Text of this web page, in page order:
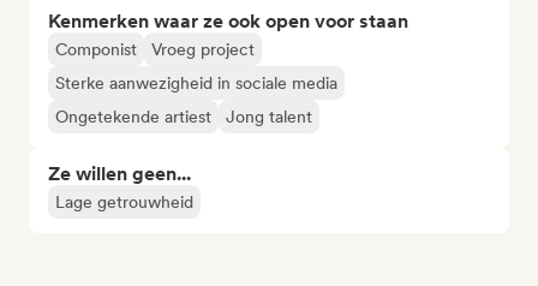
Kenmerken waar ze ook open voor staan
Componist
Vroeg project
Sterke aanwezigheid in sociale media
Ongetekende artiest
Jong talent
Ze willen geen...
Lage getrouwheid